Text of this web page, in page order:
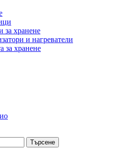
за хранене
и нагреватели
за хранене
Търсене